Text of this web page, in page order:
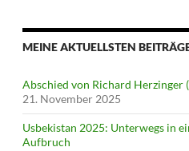
MEINE AKTUELLSTEN
Abschied von Richard Herzinger
21. November 2025
Usbekistan 2025: Unterwegs in
Aufbruch